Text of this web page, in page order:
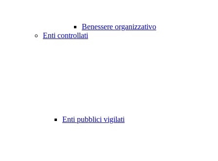
Benessere organizzativo
Enti controllati
Enti pubblici vigilati